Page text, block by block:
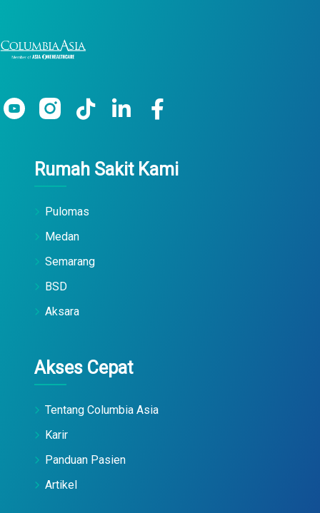
Rumah Sakit Kami
Pulomas
Medan
Semarang
BSD
Aksara
Akses Cepat
Tentang Columbia Asia
Karir
Panduan Pasien
Artikel